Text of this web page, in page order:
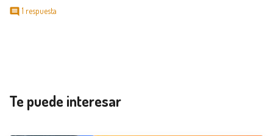
comment 1 respuesta
Te puede interesar